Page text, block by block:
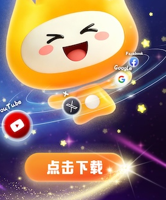
反对 [0]
支持[0] 反对[0]